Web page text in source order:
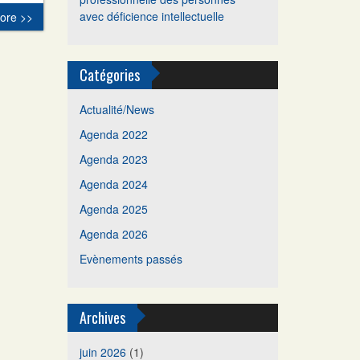
>>
avec déficience intellectuelle
Catégories
Actualité/News
Agenda 2022
Agenda 2023
Agenda 2024
Agenda 2025
Agenda 2026
Evènements passés
Archives
juin 2026 (1)